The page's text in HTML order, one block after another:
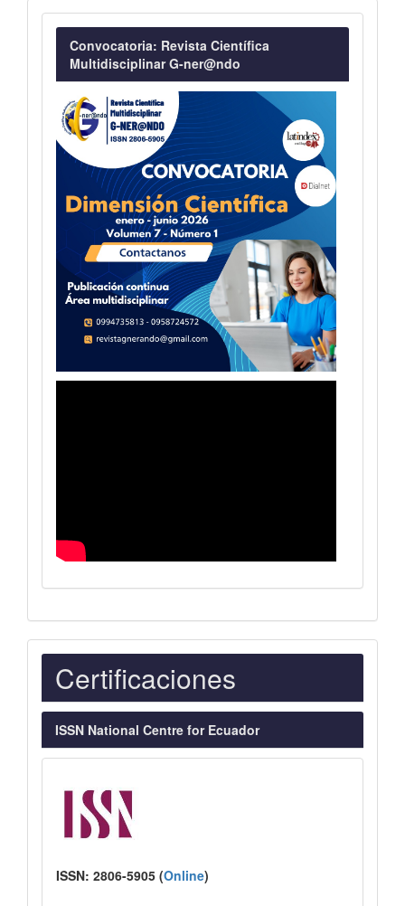
Convocatoria
Convocatoria: Revista Científica
Multidisciplinar G-ner@ndo
Indexaciones
Certificaciones
ISSN National Centre for Ecuador
ISSN: 2806-5905 (Online)